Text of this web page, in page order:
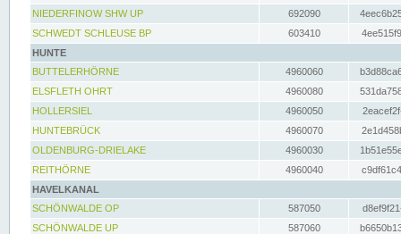
NIEDERFINOW SHW UP
692090
SCHWEDT SCHLEUSE BP
603410
HUNTE
BUTTELERHÖRNE
4960060
ELSFLETH OHRT
4960080
HOLLERSIEL
4960050
HUNTEBRÜCK
4960070
OLDENBURG-DRIELAKE
4960030
REITHÖRNE
4960040
HAVELKANAL
SCHÖNWALDE OP
587050
SCHÖNWALDE UP
587060